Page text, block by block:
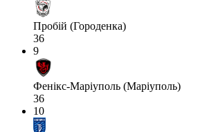
Пробій (Городенка)
36
9
Фенікс-Маріуполь (Маріуполь)
36
10